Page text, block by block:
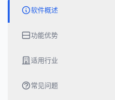
软件概述
功能优势
适用行业
常见问题